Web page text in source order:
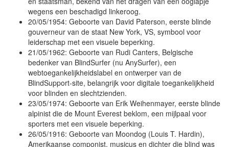
wegens een beschadigd linkeroog.
20/05/1954: Geboorte van David Paterson, eerste blinde
gouverneur van de staat New York, VS, symbool voor
leiderschap met een visuele beperking.
21/05/1962: Geboorte van Rudi Canters, Belgische
bedenker van BlindSurfer (nu AnySurfer), een
webtoegankelijkheidslabel en ontwerper van de
BlindSupport-site, belangrijk voor digitale toegankelijkheid
voor blinden en slechtzienden.
23/05/1974: Geboorte van Erik Weihenmayer, eerste blinde
alpinist die de Mount Everest beklom, een mijlpaal voor
sporters met een visuele beperking.
26/05/1916: Geboorte van Moondog (Louis T. Hardin),
Amerikaanse componist, musicus en dichter die blind was